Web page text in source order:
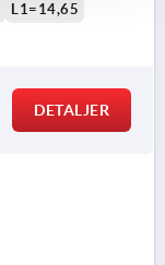
L1=14,65
DETALJER